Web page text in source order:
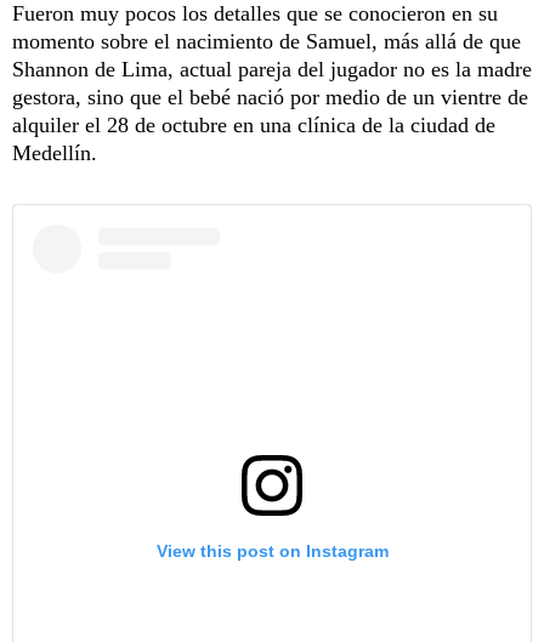
Fueron muy pocos los detalles que se conocieron en su
momento sobre el nacimiento de Samuel, más allá de que
Shannon de Lima, actual pareja del jugador no es la madre
gestora, sino que el bebé nació por medio de un vientre de
alquiler el 28 de octubre en una clínica de la ciudad de
Medellín.
View this post on Instagram